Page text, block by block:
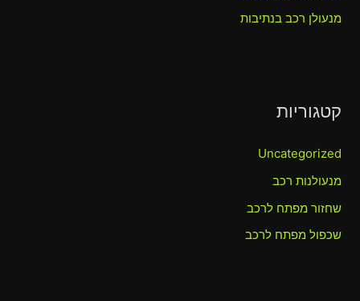
מנעולן רכב בנתיבות
קטגוריות
Uncategorized
מנעולנות רכב
שחזור מפתח לרכב
שכפול מפתח לרכב